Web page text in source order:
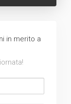
in merito a